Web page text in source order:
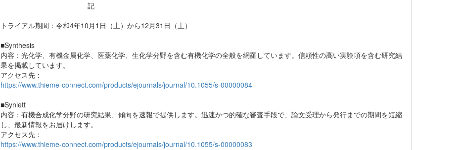
記
トライアル期間：令和4年10月1日（土）から12月31日（土）
■Synthesis
内容：光化学、有機金属化学、医薬化学、生化学分野を含む有機化学の全般を網羅しています。信頼性の高い実験項を含む研究結
果を掲載しています。
アクセス先：
https://www.thieme-connect.com/products/ejournals/journal/10.1055/s-00000084
■Synlett
内容：有機合成化学分野の研究結果、傾向を速報で提供します。迅速かつ的確な審査手段で、論文受理から発行までの期間を短縮
し、最新情報をお届けします。
アクセス先：
https://www.thieme-connect.com/products/ejournals/journal/10.1055/s-00000083